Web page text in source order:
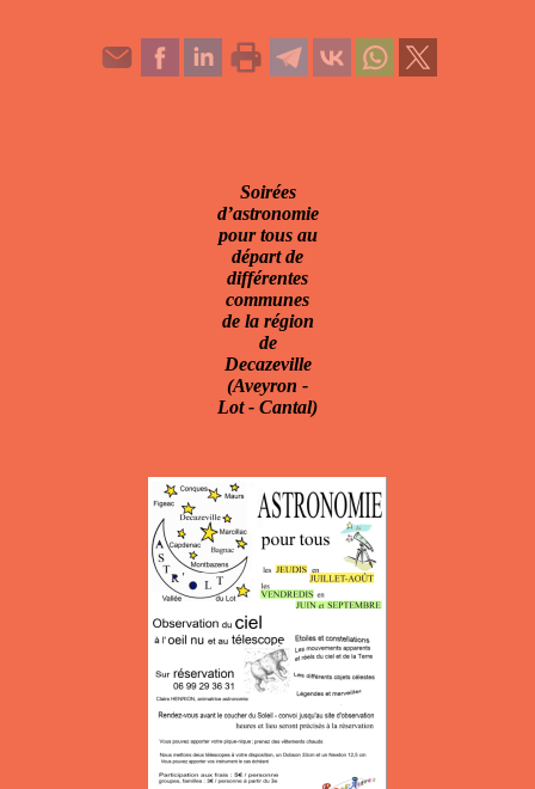
Soirées
d’astronomie
pour tous au
départ de
différentes
communes
de la région
de
Decazeville
(Aveyron -
Lot - Cantal)